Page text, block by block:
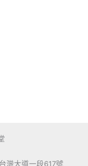
灣大道一段617號